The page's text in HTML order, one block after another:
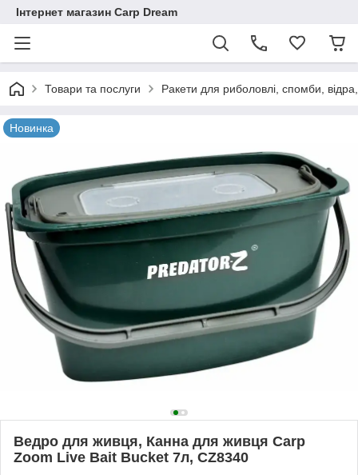
Інтернет магазин Carp Dream
Товари та послуги Ракети для риболовлі, спомби,
Новинка
Ведро для живця, Канна для живця Carp
Zoom Live Bait Bucket 7л, CZ8340